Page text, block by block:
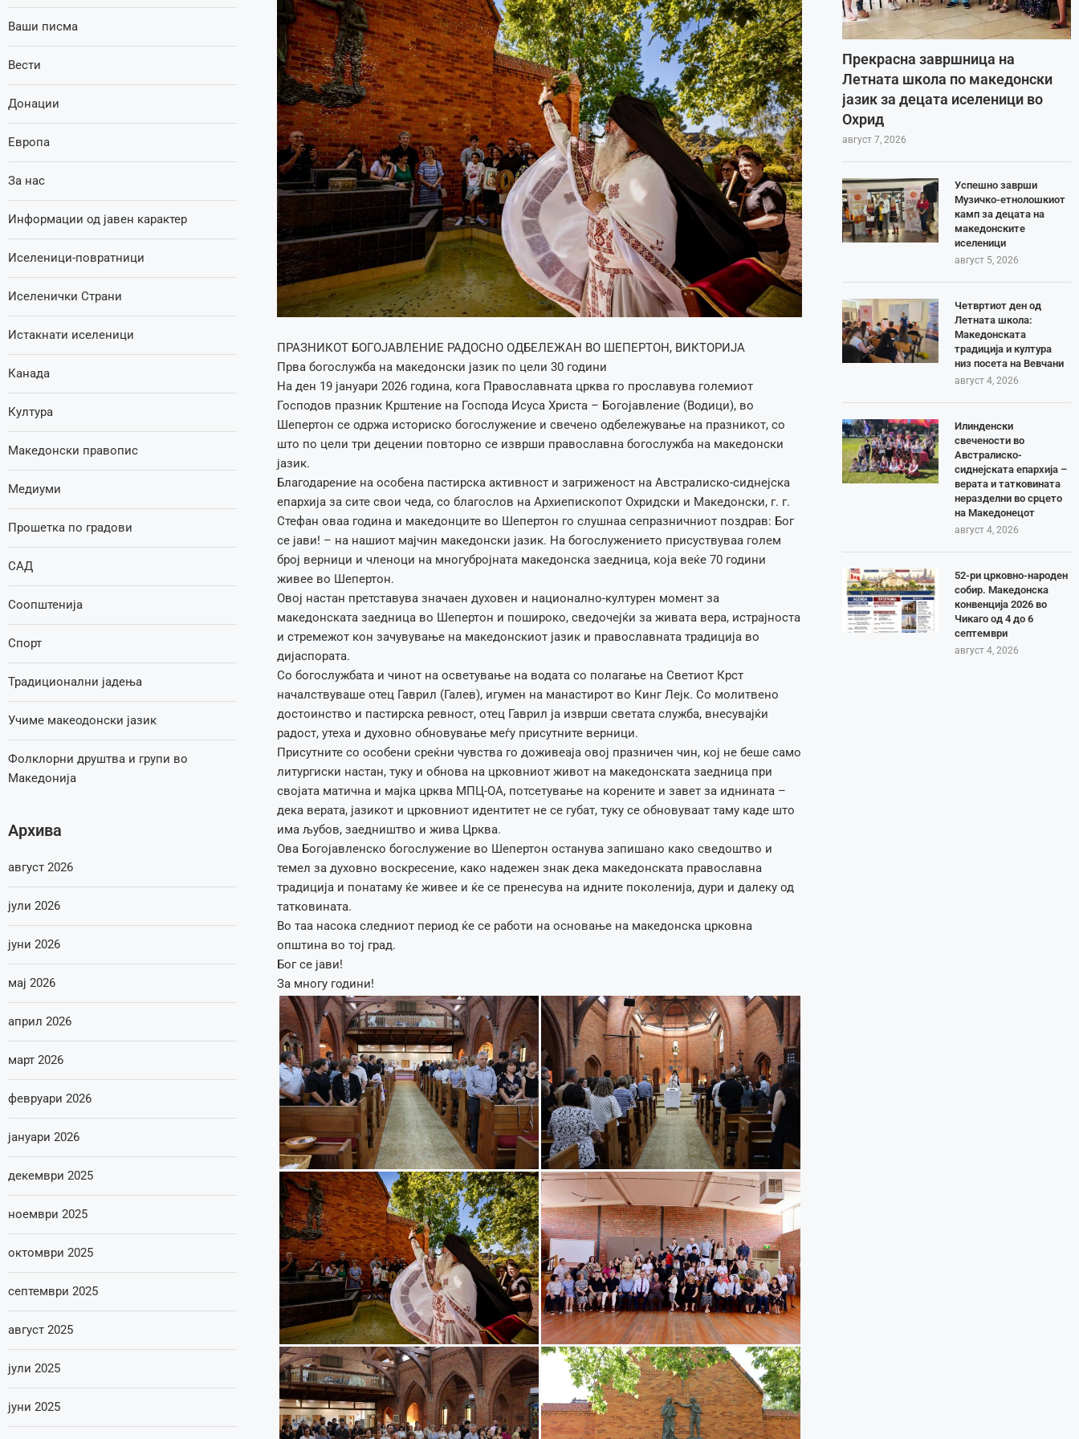
ПРАЗНИКОТ БОГОЈАВЛЕНИЕ РАДОСНО ОДБЕЛЕЖАН ВО ШЕПЕРТОН, ВИКТОРИЈА
Прва богослужба на македoнски јазик по цели 30 години
На ден 19 јануари 2026 година, кога Православната црква го прославува големиот
Господов празник Крштение на Господа Исуса Христа – Богојавление (Водици), во
Шепертон се одржа историско богослужение и свечено одбележување на празникот, со
што по цели три децении повторно се изврши православна богослужба на македонски
јазик.
Благодарение на особена пастирска активност и загриженост на Австралиско-сиднејска
епархија за сите свои чеда, со благослов на Архиепископот Охридски и Македонски, г. г.
Стефан оваа година и македонците во Шепертон го слушнаа сепразничниот поздрав: Бог
се јави! – на нашиот мајчин македонски јазик. На богослужението присуствуваа голем
број верници и членоци на многубројната македонска заедница, која веќе 70 години
живее во Шепертон.
Овој настан претставува значаен духовен и национално-културен момент за
македонската заедница во Шепертон и пошироко, сведочејќи за живата вера, истрајноста
и стремежот кон зачувување на македонскиот јазик и православната традиција во
дијаспората.
Со богослужбата и чинот на осветување на водата со полагање на Светиот Крст
началствуваше отец Гаврил (Галев), игумен на манастирот во Кинг Лејк. Со молитвено
достоинство и пастирска ревност, отец Гаврил ја изврши светата служба, внесувајќи
радост, утеха и духовно обновување меѓу присутните верници.
Присутните со особени среќни чувства го доживеаја овој празничен чин, кој не беше само
литургиски настан, туку и обнова на црковниот живот на македонската заедница при
својата матична и мајка црква МПЦ-ОА, потсетување на корените и завет за иднината –
дека верата, јазикот и црковниот идентитет не се губат, туку се обновуваат таму каде што
има љубов, заедништво и жива Црква.
Ова Богојавленско богослужение во Шепертон останува запишано како сведоштво и
темел за духовно воскресение, како надежен знак дека македонската православна
традиција и понатаму ќе живее и ќе се пренесува на идните поколенија, дури и далеку од
татковината.
Во таа насока следниот период ќе се работи на основање на македонска црковна
општина во тој град.
Бог се јави!
За многу години!
Прекрасна завршница на
Летната школа по македонски
јазик за децата иселеници во
Охрид
август 7, 2026
Успешно заврши
Музичко-етнолошкиот
камп за децата на
македонските
иселеници
август 5, 2026
Четвртиот ден од
Летната школа:
Македонската
традиција и култура
низ посета на Вевчани
август 4, 2026
Илинденски
свечености во
Австралиско-
сиднејската епархија –
верата и татковината
неразделни во срцето
на Македонецот
август 4, 2026
52-ри црковно-народен
собир. Македонска
конвенција 2026 во
Чикаго од 4 до 6
септември
август 4, 2026
Ваши писма
Вести
Донации
Европа
За нас
Информации од јавен карактер
Иселеници-повратници
Иселенички Страни
Истакнати иселеници
Канада
Култура
Македонски правопис
Медиуми
Прошетка по градови
САД
Соопштенија
Спорт
Традиционални јадења
Учиме макеодонски јазик
Фолклорни друштва и групи во
Македонија
Архива
август 2026
јули 2026
јуни 2026
мај 2026
април 2026
март 2026
февруари 2026
јануари 2026
декември 2025
ноември 2025
октомври 2025
септември 2025
август 2025
јули 2025
јуни 2025